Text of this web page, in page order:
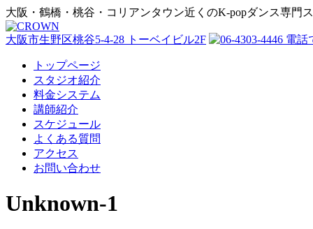
大阪・鶴橋・桃谷・コリアンタウン近くのK-popダンス専門
大阪市生野区桃谷5-4-28 トーベイビル2F
トップページ
スタジオ紹介
料金システム
講師紹介
スケジュール
よくある質問
アクセス
お問い合わせ
Unknown-1